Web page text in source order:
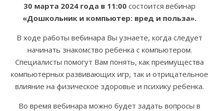
30 марта 2024 года в 11:00 состоится вебинар
«Дошкольник и компьютер: вред и польза».
В ходе работы вебинара Вы узнаете, когда следует
начинать знакомство ребенка с компьютером.
Специалисты помогут Вам понять, как преимущества
компьютерных развивающих игр, так и отрицательное
влияние на физическое здоровье и психику ребенка.
Во время вебинара можно будет задать вопросы в